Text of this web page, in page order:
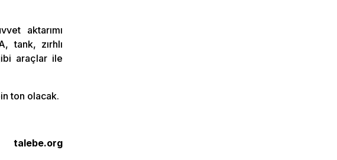
aktarımı
tank, zırhlı
araçlar ile
ton olacak.
talebe.org